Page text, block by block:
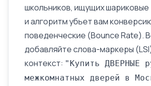
школьников, ищущих шариковые
и алгоритм убьет вам
поведенческие (Bounce Rate).
добавляйтеслова-маркеры
контекст: "Купить ДВЕРНЫЕ
межкомнатных дверей в